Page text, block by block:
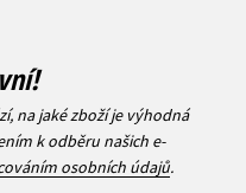
na jaké zboží je výhodná
k odběru našich e-
osobních údajů.